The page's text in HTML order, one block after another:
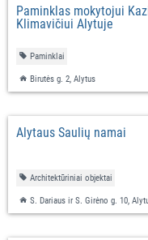
Paminklas mokytojui
Klimavičiui Alytuje
Paminklai
Birutės g. 2, Alytus
Alytaus Šaulių namai
Architektūriniai objektai
S. Dariaus ir S. Girėno g. 10,